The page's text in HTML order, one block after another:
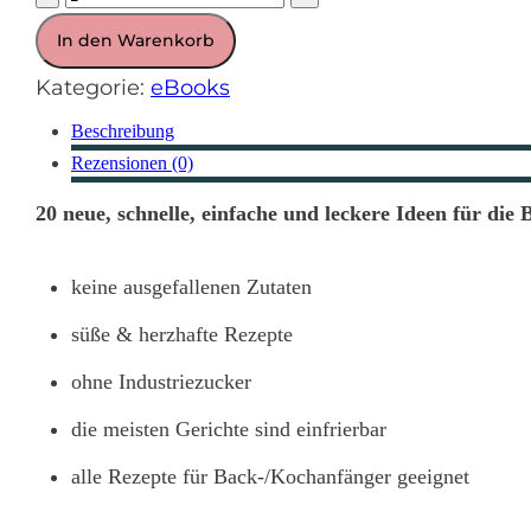
"Lieblingsrezepte
für
die
Brotdose-
kinderleicht
und
Menge
In den Warenkorb
Kategorie: eBooks
Beschreibung
Rezensionen (0)
20 neue, schnelle, einfache und leckere Ideen für die
keine ausgefallenen Zutaten
süße & herzhafte Rezepte
ohne Industriezucker
die meisten Gerichte sind einfrierbar
alle Rezepte für Back-/Kochanfänger geeignet